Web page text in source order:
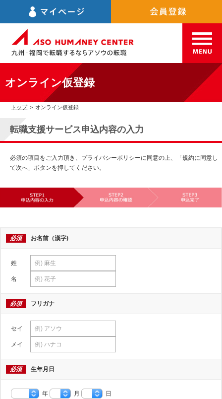
オンライン仮登録
トップ > オンライン仮登録
転職支援サービス申込内容の入力
必須の項目をご入力頂き、プライバシーポリシーに同意の上、「規約に同意し
て次へ」ボタンを押してください。
必須 お名前（漢字)
姓
名
必須 フリガナ
セイ
メイ
必須 生年月日
年 月 日